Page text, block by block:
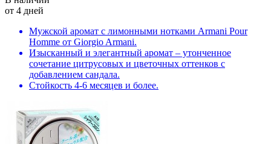
от 4 дней
Мужской аромат с лимонными нотками Armani Pour
Homme от Giorgio Armani.
Изысканный и элегантный аромат – утонченное
сочетание цитрусовых и цветочных оттенков с
добавлением сандала.
Стойкость 4-6 месяцев и более.